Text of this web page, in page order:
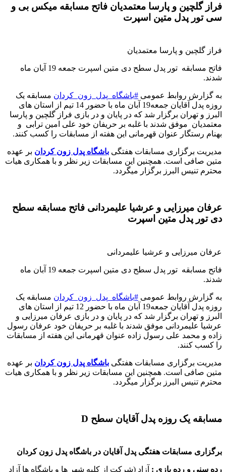
فراز گلچین و پارسا معتمدیان فاتح مسابقه میکس بی و
سی تور پدل متین اسپرت
فراز گلچین و پارسا معتمدیان
فاتح مسابقه تور پدل سطح دی
متین اسپرت جمعه 19 آبان ماه
شدند.
به گزارش روابط عمومی #باشگاه_پدل_زون_کردان مسابقه یک
روزه پدل آقایان جمعه19 آبان ماه با حضور 14 تیم از استان های
البرز و تهران برگزار شد که در پایان و در بازی فراز گلچین و پارسا
معتمدیان موفق شدند با غلبه بر حریفان خود علی امین ترابی و
بهنام رستگار عنوان قهرمانی این هفته از مسابقات را کسب کنند.
مدیریت برگزاری مسابقات هفتگی باشگاه پدل زون کردان بر عهده
متین صافی است. همچنین این مسابقات زیر نظر و با همکاری هیات
محترم تنیس البرز برگزار میگردد.
عرفان میرزایی و عرشیا علیمردانی فاتح مسابقه سطح
دی تور پدل متین اسپرت
عرفان میرزایی و عرشیا علیمردانی
فاتح مسابقه تور پدل سطح دی
متین اسپرت جمعه 19 آبان ماه
شدند.
به گزارش روابط عمومی #باشگاه_پدل_زون_کردان مسابقه یک
روزه پدل آقایان جمعه19 آبان ماه با حضور 12 تیم از استان های
البرز و تهران برگزار شد که در پایان و در بازی عرفان میرزایی و
عرشیا علیمردانی موفق شدند با غلبه بر حریفان خود عرفان رسول
زاده و محمد علی رسول زاده عنوان قهرمانی این هفته از مسابقات
را کسب کنند.
مدیریت برگزاری مسابقات هفتگی باشگاه پدل زون کردان بر عهده
متین صافی است. همچنین این مسابقات زیر نظر و با همکاری هیات
محترم تنیس البرز برگزار میگردد.
مسابقه یک روزه پدل آقایان سطح D
برگزاری مسابقات هفتگی پدل آقایان در باشگاه پدل زون کردان
رده سنی و رده بازی : آزاد (شرکت از کلیه شهر ها و باشگاه ها آزاد